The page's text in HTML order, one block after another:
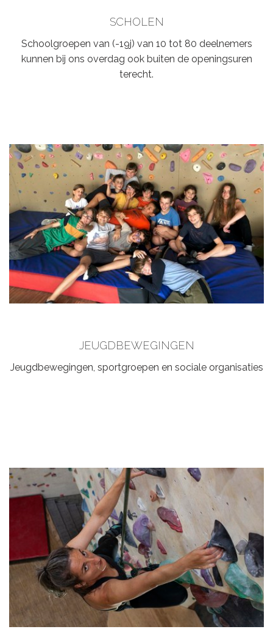
SCHOLEN
Schoolgroepen van (-19j) van 10 tot 80 deelnemers
kunnen bij ons overdag ook buiten de openingsuren
terecht.
JEUGDBEWEGINGEN
Jeugdbewegingen, sportgroepen en sociale organisaties